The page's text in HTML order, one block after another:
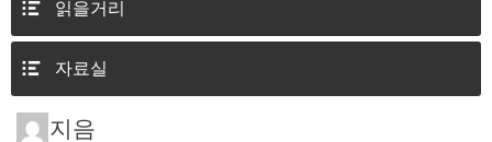
읽을거리
자료실
지음